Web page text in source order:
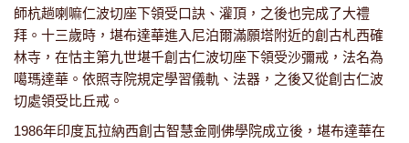
師杭趟喇嘛仁波切座下領受口訣、灌頂，之後也完成了大禮
拜。十三歲時，堪布達華進入尼泊爾滿願塔附近的創古札西確
林寺，在怙主第九世堪千創古仁波切座下領受沙彌戒，法名為
噶瑪達華。依照寺院規定學習儀軌、法器，之後又從創古仁波
切處領受比丘戒。
1986年印度瓦拉納西創古智慧金剛佛學院成立後，堪布達華在